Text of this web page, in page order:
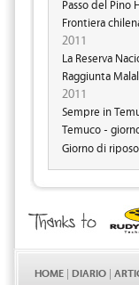
Passo del Pino
Frontiera
2011
La Reserva
Raggiunta
2011
Sempre in
Temuco -
Giorno di
HOME | DIARIO |